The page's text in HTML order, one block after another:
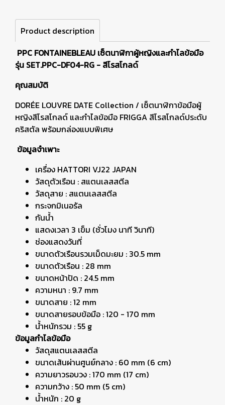
Product description
PPC FONTAINEBLEAU เซ็ตนาฬิกาผู้หญิงและกำไลข้อมือ
รุ่น SET.PPC-DF04-RG - สีโรสโกลด์
คุณสมบัติ
DORÉE LOUVRE DATE Collection / เซ็ตนาฬิกาข้อมือผู้
หญิงสีโรสโกลด์ และกำไลข้อมือ FRIGGA สีโรสโกลด์ประดับ
คริสตัล พร้อมกล่องแบบพิเศษ
ข้อมูลจำเพาะ
เครื่อง HATTORI VJ22 JAPAN
วัสดุตัวเรือน : สแตนเลสสตีล
วัสดุสาย : สแตนเลสสตีล
กระจกมิเนอรัล
กันน้ำ
แสดงเวลา 3 เข็ม (ชั่วโมง นาที วินาที)
ช่องแสดงวันที่
ขนาดตัวเรือนรวมเม็ดมะยม : 30.5 mm
ขนาดตัวเรือน : 28 mm
ขนาดหน้าปัด : 24.5 mm
ความหนา : 9.7 mm
ขนาดสาย : 12 mm
ขนาดสายรอบข้อมือ : 120 - 170 mm
น้ำหนักรวม : 55 g
ข้อมูลกำไลข้อมือ
วัสดุสแตนเลสสตีล
ขนาดเส้นผ่านศูนย์กลาง : 60 mm (6 cm)
ความยาวรอบวง : 170 mm (17 cm)
ความกว้าง : 50 mm (5 cm)
น้ำหนัก : 20 g